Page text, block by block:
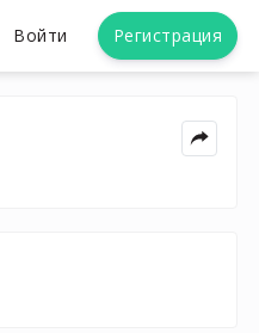
Войти Регистрация